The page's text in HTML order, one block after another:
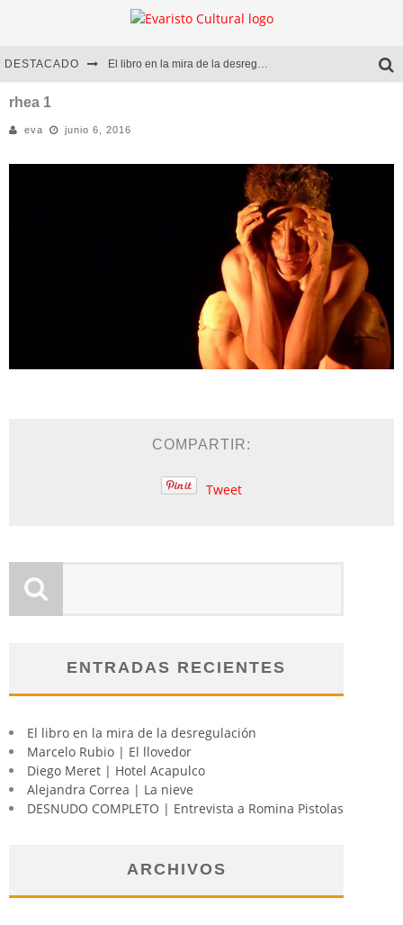
DESTACADO El libro en la mira de la desregulación
Diego Meret | Hotel Acapulco
rhea 1
eva junio 6, 2016
COMPARTIR:
Tweet
ENTRADAS RECIENTES
El libro en la mira de la desregulación
Marcelo Rubio | El llovedor
Diego Meret | Hotel Acapulco
Alejandra Correa | La nieve
DESNUDO COMPLETO | Entrevista a Romina Pistolas
ARCHIVOS